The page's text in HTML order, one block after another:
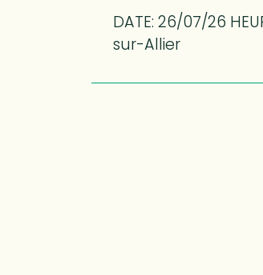
DATE: 26/07/26
sur-Allier